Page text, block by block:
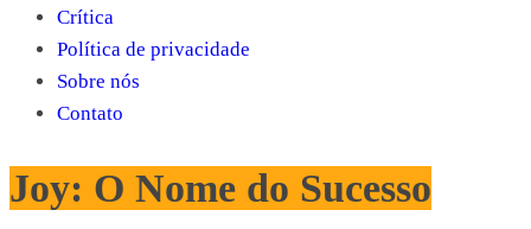
Crítica
Política de privacidade
Sobre nós
Contato
Joy: O Nome do Sucesso